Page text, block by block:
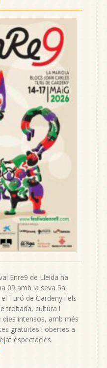
Enre9 de Lleida ha
09 amb la seva 5a
Turó de Gardeny i els
trobada, cultura i
dies intensos, amb més
gratuïtes i obertes a
espectacles